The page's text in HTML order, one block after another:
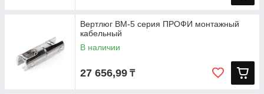
Вертлюг ВМ-5 серия ПРОФИ монтажный
кабельный
В наличии
27 656,99 ₸